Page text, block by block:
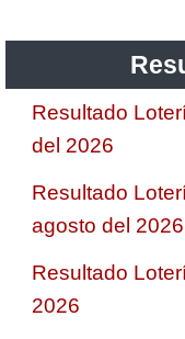
Resultado
del 2026
Resultado
agosto del 2026
Resultado
2026